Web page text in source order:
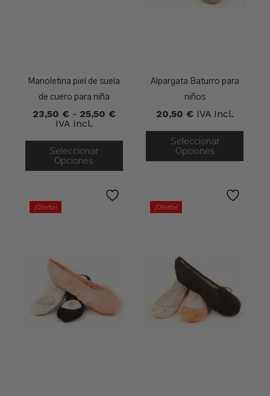
Manoletina piel de suela
de cuero para niña
23,50 € - 25,50 €Rango
Precios:
Desde
25,50 €
IVA Incl.
Seleccionar
Opciones
Alpargata Baturro para
niños
20,50 € IVA Incl.
Seleccionar
Opciones
¡Oferta! ¡Oferta!